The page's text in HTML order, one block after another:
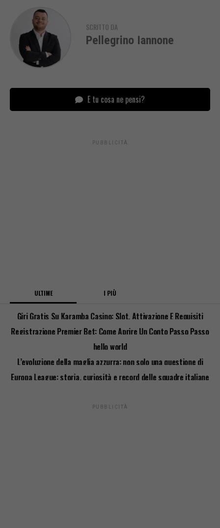
SCRITTO DA
Pellegrino Iannone
E tu cosa ne pensi?
PUBBLICITÀ
ULTIME I PIÙ
Giri Gratis Su Karamba Casino: Slot, Attivazione E Requisiti
Registrazione Premier Bet: Come Aprire Un Conto Passo Passo
hello world
L’evoluzione della maglia azzurra: non solo una questione di
stile
Europa League: storia, curiosità e record delle squadre italiane
PUBBLICITÀ